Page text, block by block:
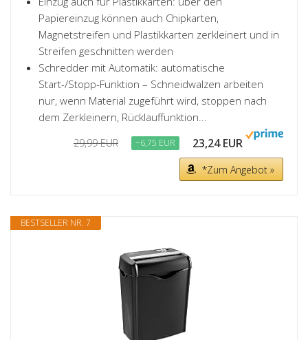
Papiereinzug können auch Chipkarten,
Magnetstreifen und Plastikkarten zerkleinert und in
Streifen geschnitten werden
Schredder mit Automatik: automatische
Start-/Stopp-Funktion – Schneidwalzen arbeiten
nur, wenn Material zugeführt wird, stoppen nach
dem Zerkleinern, Rücklauffunktion...
29,99 EUR −6,75 EUR 23,24 EUR
*Zum Angebot »
BESTSELLER NR. 7